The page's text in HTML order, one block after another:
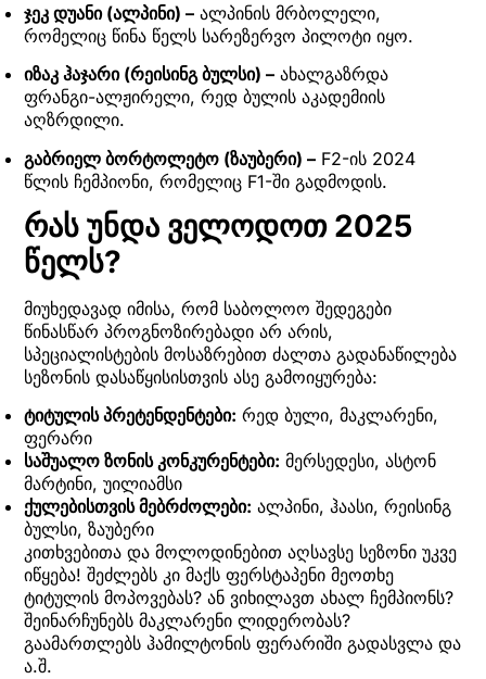
ჯეკ დუანი (ალპინი) – ალპინის მრბოლელი,
რომელიც წინა წელს სარეზერვო პილოტი იყო.
იზაკ ჰაჯარი (რეისინგ ბულსი) – ახალგაზრდა
ფრანგი-ალჟირელი, რედ ბულის აკადემიის
აღზრდილი.
გაბრიელ ბორტოლეტო (ზაუბერი) – F2-ის 2024
წლის ჩემპიონი, რომელიც F1-ში გადმოდის.
რას უნდა ველოდოთ 2025
წელს?
მიუხედავად იმისა, რომ საბოლოო შედეგები
წინასწარ პროგნოზირებადი არ არის,
სპეციალისტების მოსაზრებით ძალთა გადანაწილება
სეზონის დასაწყისისთვის ასე გამოიყურება:
ტიტულის პრეტენდენტები: რედ ბული, მაკლარენი,
ფერარი
საშუალო ზონის კონკურენტები: მერსედესი, ასტონ
მარტინი, უილიამსი
ქულებისთვის მებრძოლები: ალპინი, ჰაასი, რეისინგ
ბულსი, ზაუბერი
კითხვებითა და მოლოდინებით აღსავსე სეზონი უკვე
იწყება! შეძლებს კი მაქს ფერსტაპენი მეოთხე
ტიტულის მოპოვებას? ან ვიხილავთ ახალ ჩემპიონს?
შეინარჩუნებს მაკლარენი ლიდერობას?
გაამართლებს ჰამილტონის ფერარიში გადასვლა და
ა.შ.